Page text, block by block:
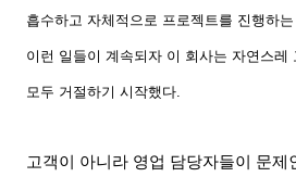
흡수하고 자체적으로 프로젝트를 진행하
이런 일들이 계속되자 이 회사는 자연스레
모두 거절하기 시작했다
고객이 아니라 영업 담당자들이 문제